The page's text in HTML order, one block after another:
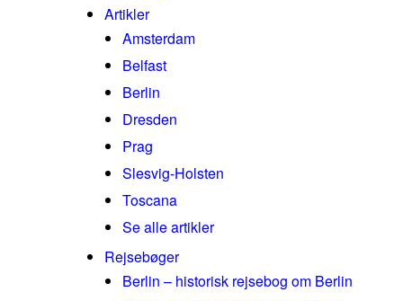
Artikler
Amsterdam
Belfast
Berlin
Dresden
Prag
Slesvig-Holsten
Toscana
Se alle artikler
Rejsebøger
Berlin – historisk rejsebog om Berlin